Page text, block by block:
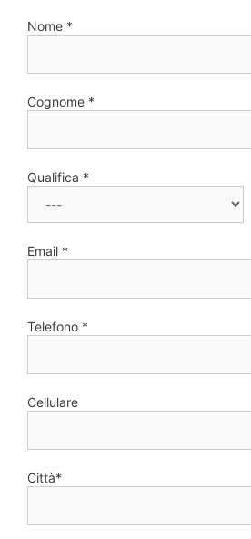
Nome *
Cognome *
Qualifica *
Email *
Telefono *
Cellulare
Città*